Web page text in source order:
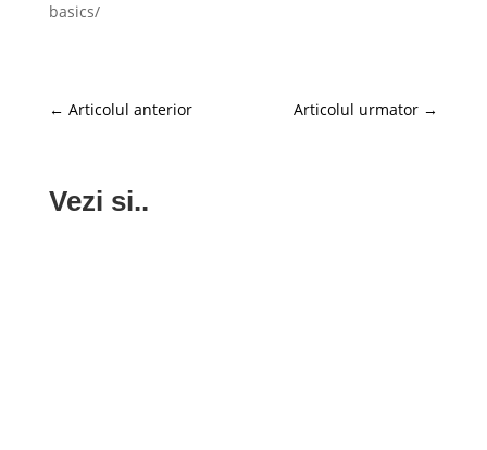
basics/
← Articolul anterior Articolul urmator →
Vezi si..